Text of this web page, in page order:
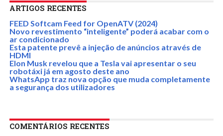
ARTIGOS RECENTES
FEED Softcam Feed for OpenATV (2024)
Novo revestimento “inteligente” poderá acabar com o
ar condicionado
Esta patente prevê a injeção de anúncios através de
HDMI
Elon Musk revelou que a Tesla vai apresentar o seu
robotáxi já em agosto deste ano
WhatsApp traz nova opção que muda completamente
a segurança dos utilizadores
COMENTÁRIOS RECENTES